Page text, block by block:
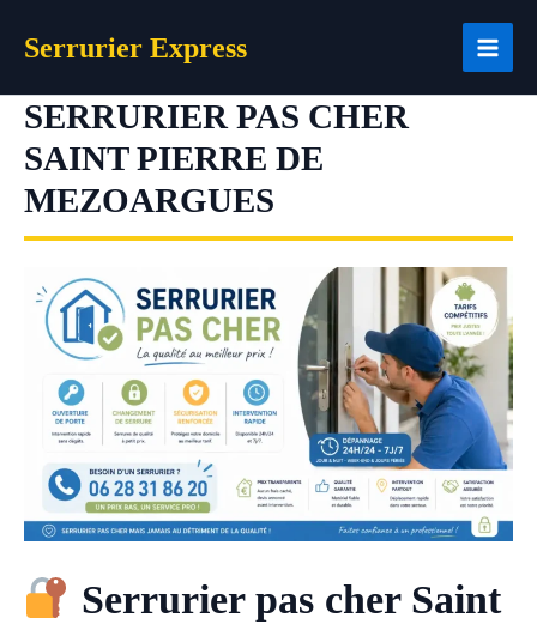
Serrurier Express
SERRURIER PAS CHER
SAINT PIERRE DE
MEZOARGUES
Serrurier pas cher Saint